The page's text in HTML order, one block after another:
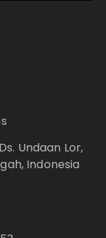
Undaan Lor,
Indonesia